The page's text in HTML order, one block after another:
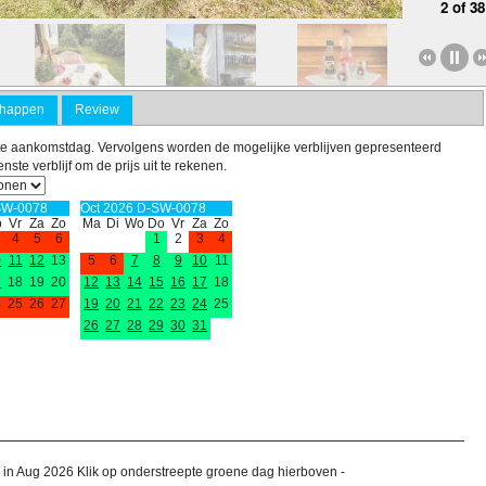
2 of 38
Foto van exterieur van
Appartement
Höchenschwand
Höchenschwand
Höchenschwand
winter
Review
aankomstdag. Vervolgens worden de mogelijke verblijven gepresenteerd
verblijf om de prijs uit te rekenen.
0078
Vr Za Zo
4 5
6
11 12 13
18 19 20
25 26 27
Oct 2026 D-SW-0078
Ma Di Wo Do Vr Za Zo
1
2 3
4
5
6 7 8 9 10 11
12 13 14 15 16 17 18
19 20 21 22 23 24 25
26 27 28 29 30 31
Aug 2026 Klik op onderstreepte groene dag hierboven -